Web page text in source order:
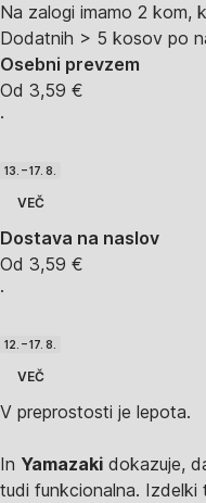
Na zalogi imamo 2 kom,
Dodatnih > 5 kosov po
Osebni prevzem
Od 3,59 €
·
13. – 17. 8.
VEČ
Dostava na naslov
Od 3,59 €
·
12. – 17. 8.
VEČ
V preprostosti je lepota.
In Yamazaki dokazuje,
tudi funkcionalna. Izdelki